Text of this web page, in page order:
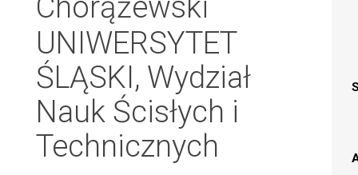
UNIWERSYTET
ŚLĄSKI, Wydział
Nauk Ścisłych i
Technicznych